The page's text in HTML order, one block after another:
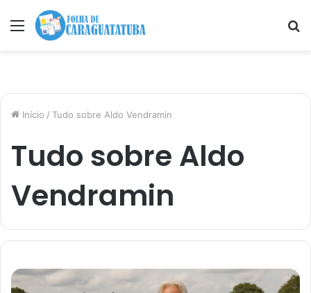
Menu
Início / Tudo sobre Aldo Vendramin
Tudo sobre Aldo
Vendramin